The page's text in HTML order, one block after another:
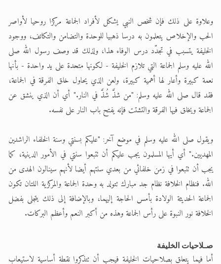
وعلاوة على ذلك فإن شخص النبي يشكل لأفراد الجماعة مركزا روحيا لأواصر
الحب والإخلاص يتعلمون به درسا ذهبيا للوحدة والتضامن والتكاتف، ووجود
الخليفة يتسبب في تجدّد درس الوفاء هذا، ولذلك قد وصف رسول الله صلى
الله عليه وسلم الجماعة التي تلازم الخليفة - لكونها متحدة على يد واحدة - بأنها
نعمة كبيرة وأعار لها أهمية كبيرة، ولعن الذي يحاول خلق الفرقة في الجماعة،
فقد قال صلى الله عليه وسلم: "من شذَّ شُذَّ في النار." أي أن الذي ينشق عن
الجماعة ويخلق فيها الفرقة والتشتت فإنه يفتح باب النار على نفسه.
ويقول صلى الله عليه وسلم في موضع آخر: "عليكم بسنتي وسنة الخلفاء الراشدين
المهديين." أي أيها المسلمون يجب عليكم أن تتبعوا سنتي في الأمور الدينية، كما
يجب أن تتبعوا في زمن خلفائي من بعدي سنتهم أيضا لأنهم سينالون الهدى من
الله. فنظام الخلافة نظام جد مبارك تتولد به وحدة الجماعة والمركزية اللتان تكون
الجماعة الحديثة الولادة بأمس الحاجة إليهما، وبالإضافة إلى ذلك يتجلى بفضل
الخلافة نور النبوة على رأس الجماعة وهذه من أكبر النعم وأعظم البركات.
صـلاحيات الخليفة
أما فيما يتعلق بصلاحيات الخليفة فيجب أن تتذكروا نقطة أساسية لاستيعاب